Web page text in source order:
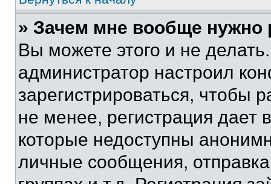
» Зачем мне вообще нужно
Вы можете этого и не
администратор настроил
зарегистрироваться, чтобы
не менее, регистрация
которые недоступны
личные сообщения,